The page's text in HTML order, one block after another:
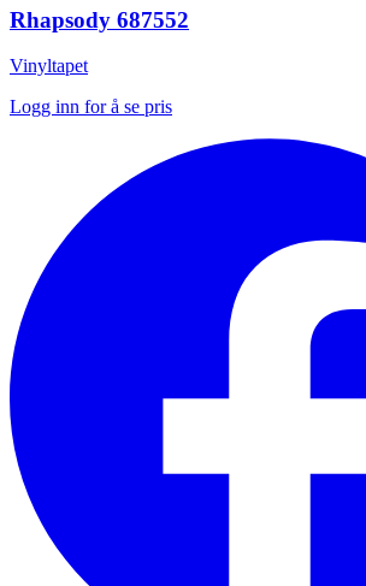
Rhapsody 687552
Vinyltapet
Logg inn for å se pris